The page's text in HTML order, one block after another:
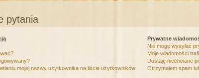
pytania
mojej nazwy użytkownika na liście użytkowników
Prywatne
Nie mogę wysyłać
Moje wiadomości
Dostaję niechciane
Otrzymałem spam